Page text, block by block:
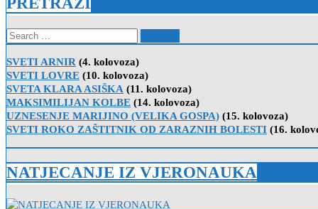
Search
for:
SVETI ARNIR (4. kolovoza)
SVETI LOVRE (10. kolovoza)
SVETA KLARA ASIŠKA (11. kolovoza)
MAKSIMILIJAN KOLBE (14. kolovoza)
UZNESENJE MARIJINO (VELIKA GOSPA) (15. kolovoza)
SVETI ROKO ZAŠTITNIK OD ZARAZNIH BOLESTI (16.
NATJECANJE IZ VJERONAUKA